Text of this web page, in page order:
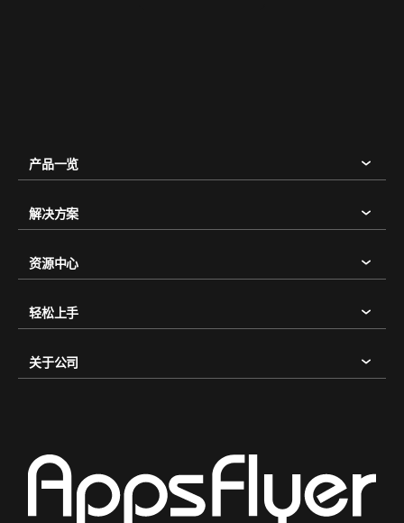
产品一览
解决方案
资源中心
轻松上手
关于公司